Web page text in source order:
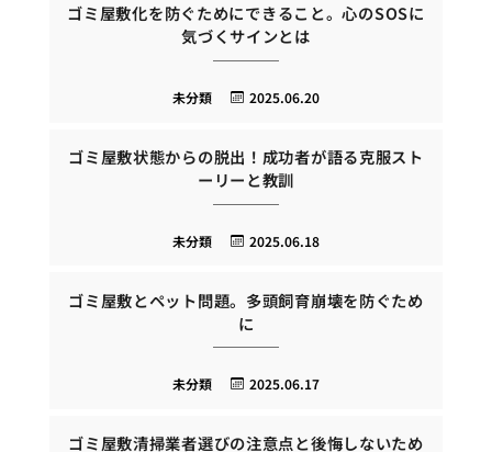
ゴミ屋敷化を防ぐためにできること。心のSOSに
気づくサインとは
2025.06.20
未分類
ゴミ屋敷状態からの脱出！成功者が語る克服スト
ーリーと教訓
2025.06.18
未分類
ゴミ屋敷とペット問題。多頭飼育崩壊を防ぐため
に
2025.06.17
未分類
ゴミ屋敷清掃業者選びの注意点と後悔しないため